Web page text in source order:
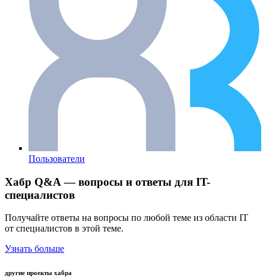
Пользователи
Хабр Q&A — вопросы и ответы для IT-
специалистов
Получайте ответы на вопросы по любой теме из области IT
от специалистов в этой теме.
Узнать больше
другие проекты хабра